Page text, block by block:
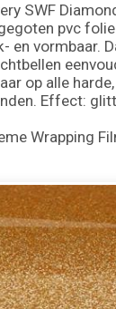
SWF
pvc
en vormbaar.
op alle
Effect:
Wrapping